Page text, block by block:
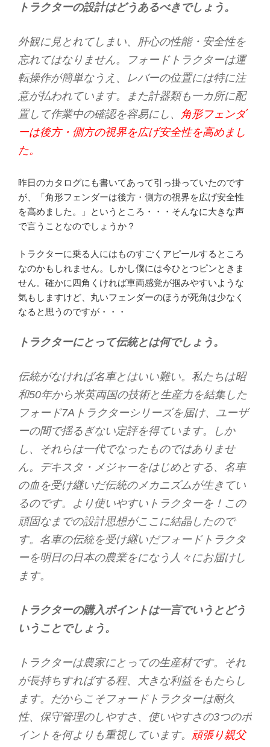
トラクターの設計はどうあるべきでしょう。
外観に見とれてしまい、肝心の性能・安全性を
忘れてはなりません。フォードトラクターは運
転操作が簡単なうえ、レバーの位置には特に注
意が払われています。また計器類も一カ所に配
置して作業中の確認を容易にし、 角形フェンダ
ーは後方・側方の視界を広げ安全性を高めまし
た。
昨日のカタログにも書いてあって引っ掛っていたのです
が、「角形フェンダーは後方・側方の視界を広げ安全性
を高めました。」というところ・・・そんなに大きな声
で言うことなのでしょうか？
トラクターに乗る人にはものすごくアピールするところ
なのかもしれません。しかし僕には今ひとつピンときま
せん。確かに四角くければ車両感覚が掴みやすいような
気もしますけど、丸いフェンダーのほうが死角は少なく
なると思うのですが・・・
トラクターにとって伝統とは何でしょう。
伝統がなければ名車とはいい難い。私たちは昭
和50年から米英両国の技術と生産力を結集した
フォード7Aトラクターシリーズを届け、ユーザ
ーの間で揺るぎない定評を得ています。しか
し、それらは一代でなったものではありませ
ん。デキスタ・メジャーをはじめとする、名車
の血を受け継いだ伝統のメカニズムが生きてい
るのです。より使いやすいトラクターを！この
頑固なまでの設計思想がここに結晶したので
す。名車の伝統を受け継いだフォードトラクタ
ーを明日の日本の農業をになう人々にお届けし
ます。
トラクターの購入ポイントは一言でいうとどう
いうことでしょう。
トラクターは農家にとっての生産材です。それ
が長持ちすればする程、大きな利益をもたらし
ます。だからこそフォードトラクターは耐久
性、保守管理のしやすさ、使いやすさの3つのポ
イントを何よりも重視しています。 頑張り親父